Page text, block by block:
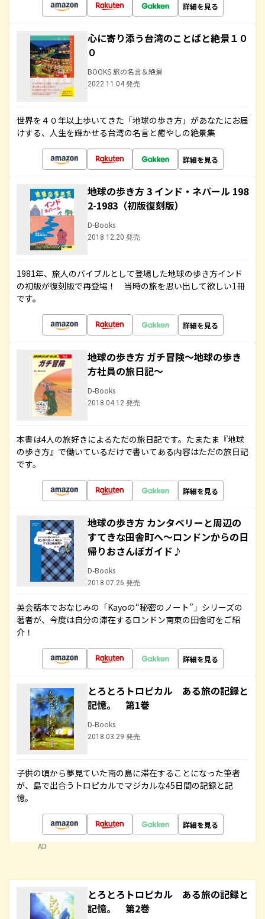
詳細を見る
心に寄り添う台湾のことばと絶景１０
０
BOOKS 旅の名言＆絶景
2022.11.04 発売
世界を４０年以上歩いてきた「地球の歩き方」があなたにお届
けする、人生を輝かせる台湾の名言と癒やしの絶景集
詳細を見る
地球の歩き方 3 インド・ネパール 198
2-1983（初版復刻版）
D-Books
2018.12.20 発売
1981年、旅人のバイブルとして登場した地球の歩き方インド
の初版が復刻版で再登場！ 当時の旅を思い出して欲しい1冊
です。
詳細を見る
地球の歩き方 ガチ冒険～地球の歩き
方社員の旅日記～
D-Books
2018.04.12 発売
本書は4人の旅好きによるただの旅日記です。たまたま『地球
の歩き方』で働いているだけで書いてある内容はただの旅日記
です。
詳細を見る
地球の歩き方 カンタベリーと周辺の
すてきな田舎町へ～ロンドンからの日
帰りおさんぽガイド♪
D-Books
2018.07.26 発売
英会話本でおなじみの「Kayoの“秘密のノート”」シリーズの
著者が、今度は自分の滞在するロンドン南東の田舎町をご紹
介！
詳細を見る
とろとろトロピカル ある旅の記録と
記憶。 第1巻
D-Books
2018.03.29 発売
子供の頃から夢見ていた南の島に滞在することになった筆者
が、島で出合うトロピカルでマジカルな45日間の記録と記
憶。
詳細を見る
AD
とろとろトロピカル ある旅の記録と
記憶。 第2巻